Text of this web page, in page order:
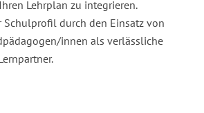
Lehrplan zu integrieren.
Schulprofil durch den Einsatz von
innen als verlässliche